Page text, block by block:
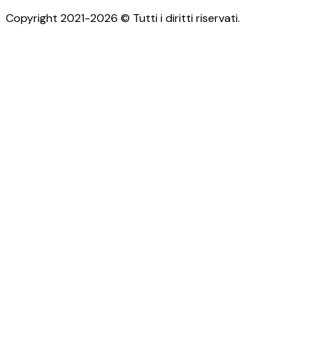
Copyright 2021-2026 © Tutti i diritti riservati.